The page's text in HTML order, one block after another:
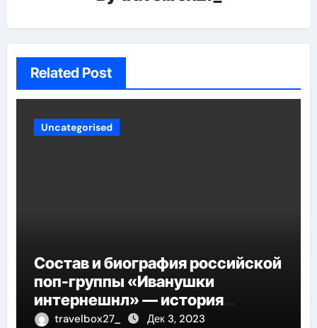
Related Post
Uncategorised
Состав и биография российской
поп-группы «Иванушки
интернешнл» — история
успеха, музыка и судьбы
travelbox27_ Дек 3, 2023